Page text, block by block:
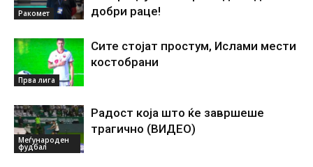
Ракомет
добри раце!
Прва лига
Сите стојат простум, Ислами мести
костобрани
Меѓународен
фудбал
Радост која што ќе завршеше
трагично (ВИДЕО)